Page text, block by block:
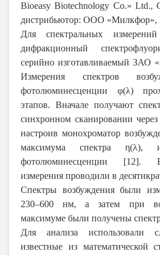
Bioeasy Biotechnology Co.» Ltd.,
дистрибьютор: ООО «Милкфор»,
Для спектральных
дифракционный
серийно изготавливаемый ЗАО
Измерения спектров
фотолюминесценции φ(λ)
этапов. Вначале получают
синхронном сканировании
настроив монохроматор
максимума спектра η(λ),
фотолюминесценции [12].
измерения проводили в
Спектры возбуждения были
230–600 нм, а затем при
максимуме были получены
Для анализа использовали
известные из математической